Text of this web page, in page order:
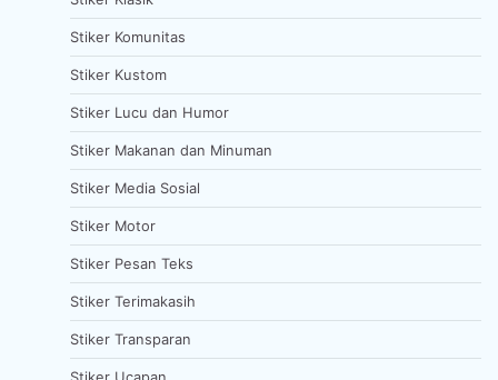
Stiker Komunitas
Stiker Kustom
Stiker Lucu dan Humor
Stiker Makanan dan Minuman
Stiker Media Sosial
Stiker Motor
Stiker Pesan Teks
Stiker Terimakasih
Stiker Transparan
Stiker Ucapan